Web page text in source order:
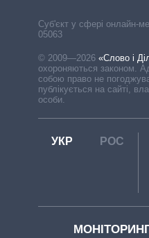
Cуб'єкт у сфері онлайн-
05063
© 2009—2026 «Слово і
охороняються законом.
собою право не
публікується на сайті,
особи.
УКР РОС